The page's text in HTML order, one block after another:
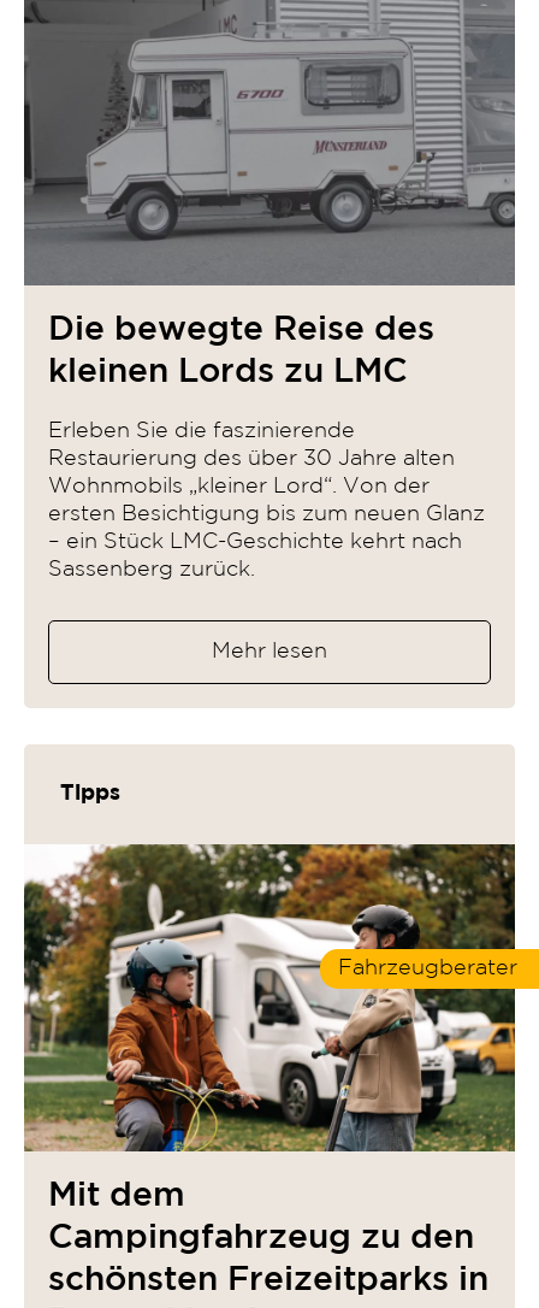
Fahrzeugberater
Die bewegte Reise des
kleinen Lords zu LMC
Erleben Sie die faszinierende
Restaurierung des über 30 Jahre alten
Wohnmobils „kleiner Lord“. Von der
ersten Besichtigung bis zum neuen Glanz
– ein Stück LMC-Geschichte kehrt nach
Sassenberg zurück.
Mehr lesen
Tipps
Mit dem
Campingfahrzeug zu den
schönsten Freizeitparks in